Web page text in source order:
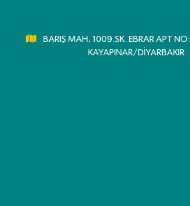
BARIŞ MAH. 1009.SK. EBRAR APT
KAYAPINAR/DİYARBAKIR